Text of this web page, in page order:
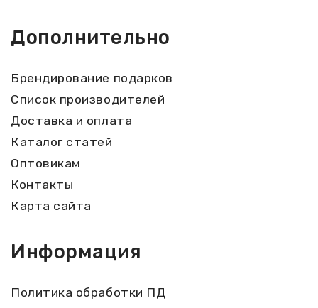
Дополнительно
Брендирование подарков
Список производителей
Доставка и оплата
Каталог статей
Оптовикам
Контакты
Карта сайта
Информация
Политика обработки ПД